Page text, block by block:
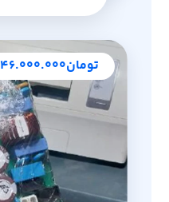
تومان۴۶.۰۰۰.۰۰۰